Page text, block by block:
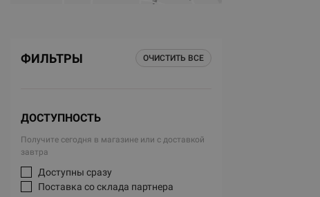
ФИЛЬТРЫ ОЧИСТИТЬ ВСЕ
ДОСТУПНОСТЬ
Получите сегодня в магазине или с доставкой
завтра
Доступны сразу
Поставка со склада партнера